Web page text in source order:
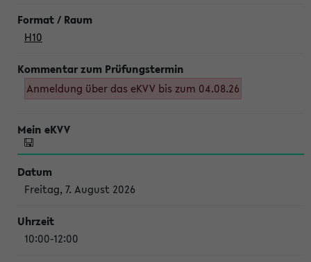
H10
Anmeldung über das eKVV bis zum 04.08.26
Freitag, 7. August 2026
10:00-12:00